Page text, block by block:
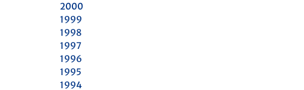
2000
1999
1998
1997
1996
1995
1994